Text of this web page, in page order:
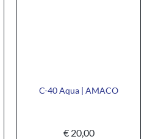
C-40 Aqua | AMACO
€20,00